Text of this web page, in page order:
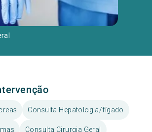
Consulta Hepatologia/fígado
Consulta Cirurgia Geral